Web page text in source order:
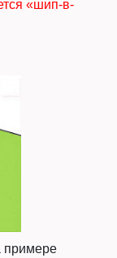
«шип-в-
примере